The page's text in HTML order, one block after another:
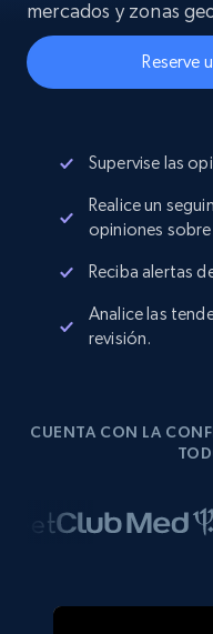
mercados y zonas
Reserve
Supervise las
Realice un
opiniones
Reciba alertas
Analice las
revisión.
CUENTA CON LA